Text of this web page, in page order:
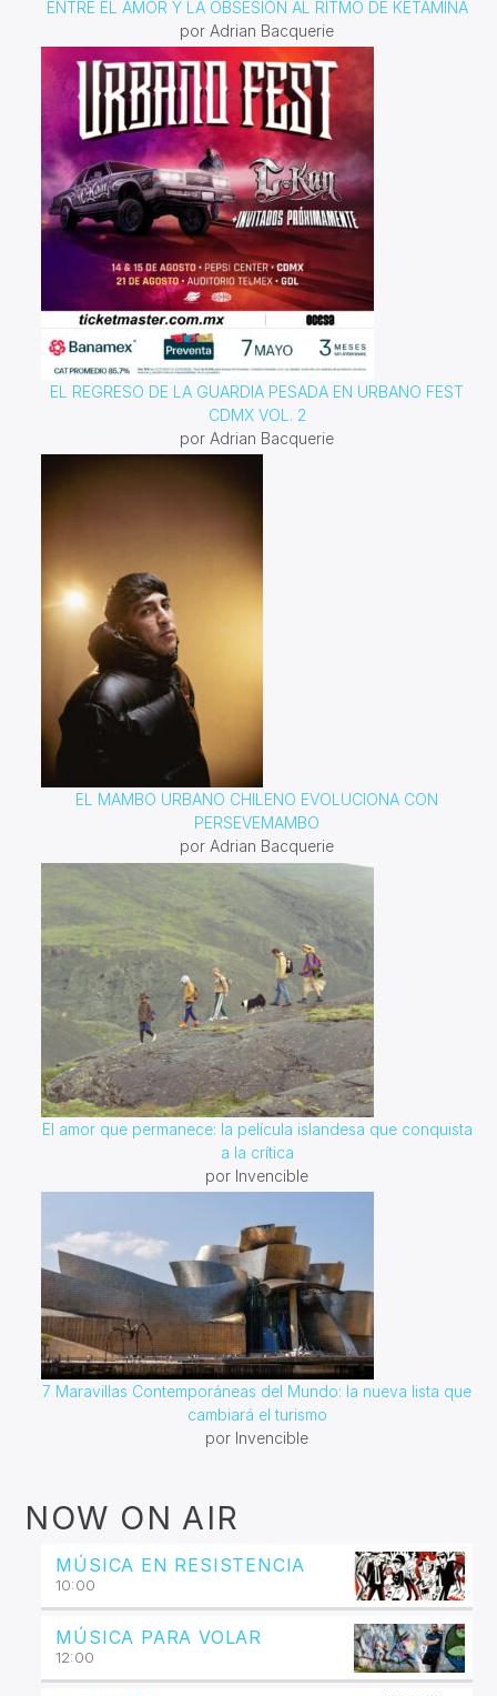
ENTRE EL AMOR Y LA OBSESIÓN AL RITMO DE KETAMINA
por Adrian Bacquerie
EL REGRESO DE LA GUARDIA PESADA EN URBANO FEST
CDMX VOL. 2
por Adrian Bacquerie
EL MAMBO URBANO CHILENO EVOLUCIONA CON
PERSEVEMAMBO
por Adrian Bacquerie
El amor que permanece: la película islandesa que conquista
a la crítica
por Invencible
7 Maravillas Contemporáneas del Mundo: la nueva lista que
cambiará el turismo
por Invencible
NOW ON AIR
MÚSICA EN RESISTENCIA
10:00
MÚSICA PARA VOLAR
12:00